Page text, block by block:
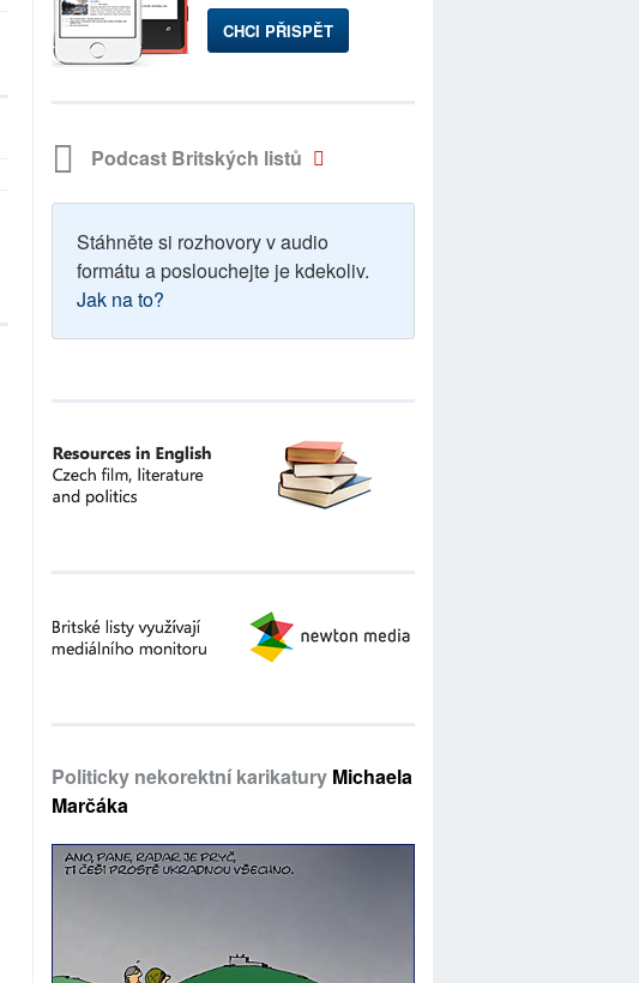
CHCI PŘISPĚT
Podcast Britských listů
Stáhněte si rozhovory v audio
formátu a poslouchejte je kdekoliv.
Jak na to?
Politicky nekorektní karikatury Michaela
Marčáka